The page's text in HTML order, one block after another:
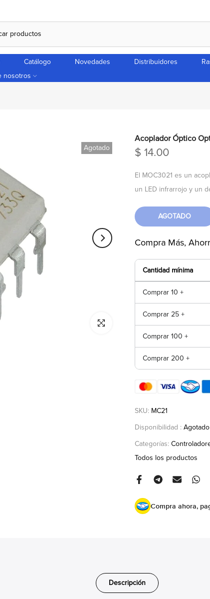
Catálogo Novedades Distribuidores
nosotros
Agotado
Click para agrandar
Acoplador Óptico
$ 14.00
El MOC3021 es un
un LED infrarrojo y un
AGOTADO
Compra Más,
Cantidad mínima
Comprar 10 +
Comprar 25 +
Comprar 100 +
Comprar 200 +
SKU: MC21
Disponibilidad : Agotado
Categorías:
Todos los productos
Compra ahora,
Descripción